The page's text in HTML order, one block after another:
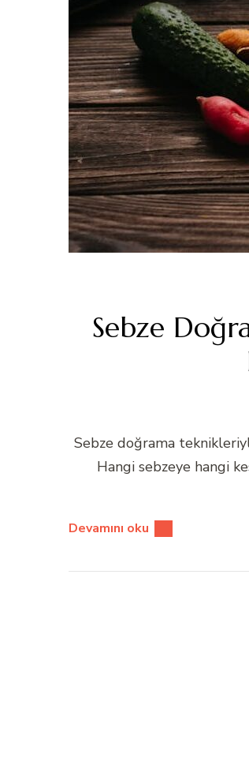
Sebze
Sebze doğrama
Hangi sebzeye hangi
Devamını oku